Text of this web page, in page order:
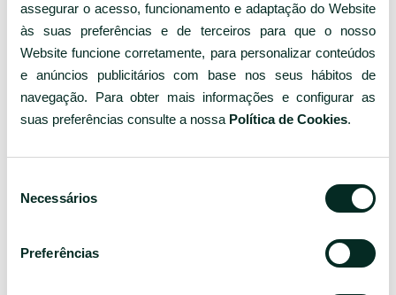
assegurar o acesso, funcionamento e adaptação do Website
às suas preferências e de terceiros para que o nosso
Website funcione corretamente, para personalizar conteúdos
e anúncios publicitários com base nos seus hábitos de
navegação. Para obter mais informações e configurar as
suas preferências consulte a nossa Política de Cookies.
Necessários
Preferências
Outros quartos